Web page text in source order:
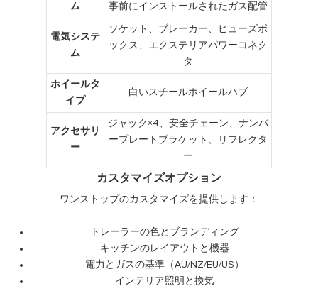
ム
事前にインストールされたガス配管
電気システ
ム
ソケット、ブレーカー、ヒューズボ
ックス、エクステリアパワーコネク
タ
ホイールタ
イプ
白いスチールホイールハブ
アクセサリ
ー
ジャック×4、安全チェーン、ナンバ
ープレートブラケット、リフレクタ
ー
カスタマイズオプション
ワンストップのカスタマイズを提供します：
トレーラーの色とブランディング
キッチンのレイアウトと機器
電力とガスの基準（AU/NZ/EU/US）
インテリア照明と換気